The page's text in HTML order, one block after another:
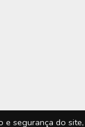
e segurança do site,